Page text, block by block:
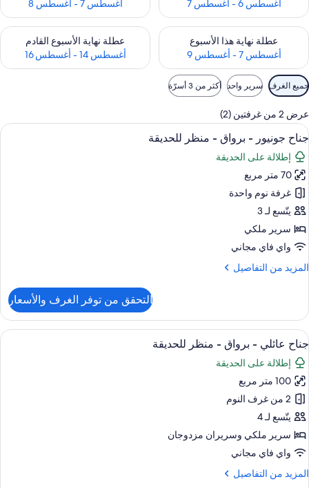
أغسطس 6 - أغسطس 7
أغسطس 7 - أغسطس 8
عطلة نهاية هذا الأسبوع
أغسطس 7 - أغسطس 9
تحقق من مدى التوفر لعطلة نهاية هذا الأسبوع للفترة أغسطس 7 - أغسطس 9
عطلة نهاية الأسبوع القادم
أغسطس 14 - أغسطس 16
تحقق من مدى التوفر لعطلة نهاية
عوامل
التصفية
المتاحة
للغرف
جميع الغرف سرير واحد أكثر من 3 أسرّة
عرض 2 من غرفتين (2)
استعراض
جميع
صور
جناح
جونيور
-
برواق
-
منظر
للحديقة
6
جناح جونيور - برواق - منظر للحديقة
إطلالة على الحديقة
70 متر مربع
غرفة نوم واحدة
يتّسع لـ 3
سرير ملكي
واي فاي مجاني
المزيد من التفاصيل
المزيد
جناح
جونيور
-
برواق
منظر
للحديقة
التحقق من توفر الغرف والأسعار
استعراض
جميع
صور
جناح
عائلي
-
برواق
-
منظر
للحديقة
8
جناح عائلي - برواق - منظر للحديقة
إطلالة على الحديقة
100 متر مربع
2 من غرف النوم
يتّسع لـ 4
سرير ملكي‫‬ وسريران مزدوجان
واي فاي مجاني
المزيد من التفاصيل
المزيد